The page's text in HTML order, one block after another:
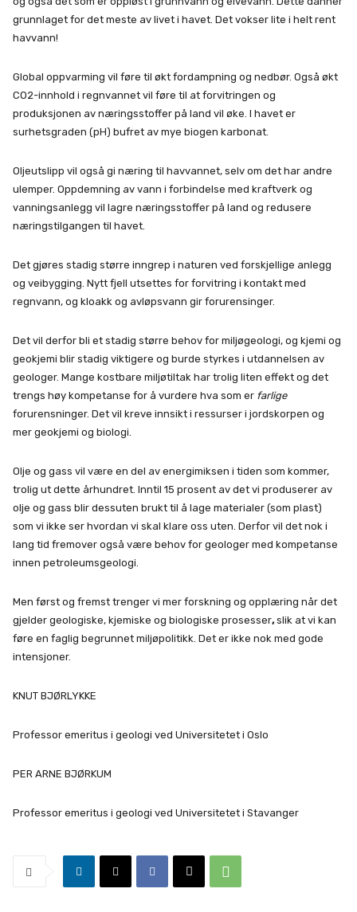
grunnlaget for det meste av livet i havet. Det vokser lite i helt rent
havvann!
Global oppvarming vil føre til økt fordampning og nedbør. Også økt
CO2-innhold i regnvannet vil føre til at forvitringen og
produksjonen av næringsstoffer på land vil øke. I havet er
surhetsgraden (pH) bufret av mye biogen karbonat.
Oljeutslipp vil også gi næring til havvannet, selv om det har andre
ulemper. Oppdemning av vann i forbindelse med kraftverk og
vanningsanlegg vil lagre næringsstoffer på land og redusere
næringstilgangen til havet.
Det gjøres stadig større inngrep i naturen ved forskjellige anlegg
og veibygging. Nytt fjell utsettes for forvitring i kontakt med
regnvann, og kloakk og avløpsvann gir forurensinger.
Det vil derfor bli et stadig større behov for miljøgeologi, og kjemi og
geokjemi blir stadig viktigere og burde styrkes i utdannelsen av
geologer. Mange kostbare miljøtiltak har trolig liten effekt og det
trengs høy kompetanse for å vurdere hva som er farlige
forurensninger. Det vil kreve innsikt i ressurser i jordskorpen og
mer geokjemi og biologi.
Olje og gass vil være en del av energimiksen i tiden som kommer,
trolig ut dette århundret. Inntil 15 prosent av det vi produserer av
olje og gass blir dessuten brukt til å lage materialer (som plast)
som vi ikke ser hvordan vi skal klare oss uten. Derfor vil det nok i
lang tid fremover også være behov for geologer med kompetanse
innen petroleumsgeologi.
Men først og fremst trenger vi mer forskning og opplæring når det
gjelder geologiske, kjemiske og biologiske prosesser,slik at vi kan
føre en faglig begrunnet miljøpolitikk. Det er ikke nok med gode
intensjoner.
KNUT BJØRLYKKE
Professor emeritus i geologi ved Universitetet i Oslo
PER ARNE BJØRKUM
Professor emeritus i geologi ved Universitetet i Stavanger